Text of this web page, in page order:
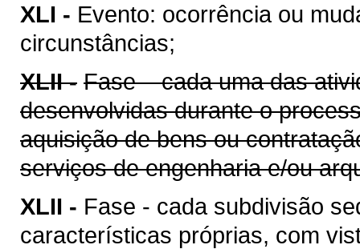
XLI - Evento: ocorrência ou
circunstâncias;
XLII - Fase – cada uma das
desenvolvidas durante o
aquisição de bens ou
serviços de engenharia e/ou
XLII - Fase - cada subdivisão
características próprias, com